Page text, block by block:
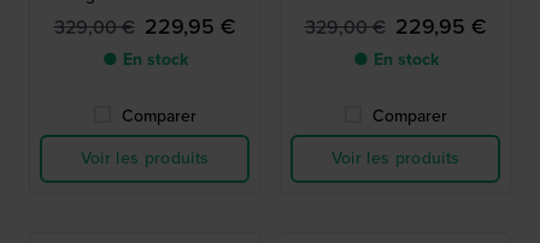
329,00 € 229,95 €
● En stock
Comparer
Voir les produits
329,00 € 229,95 €
● En stock
Comparer
Voir les produits